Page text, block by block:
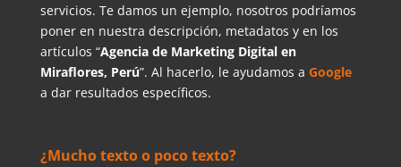
servicios. Te damos un ejemplo, nosotros podríamos
poner en nuestra descripción, metadatos y en los
artículos “Agencia de Marketing Digital en
Miraflores, Perú”. Al hacerlo, le ayudamos a Google
a dar resultados específicos.
¿Mucho texto o poco texto?